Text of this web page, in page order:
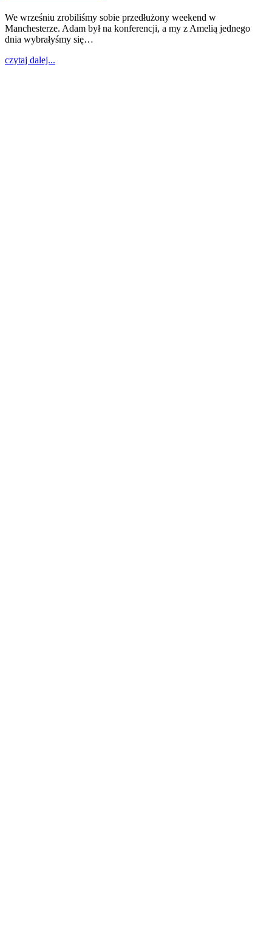
We wrześniu zrobiliśmy sobie przedłużony weekend w
Manchesterze. Adam był na konferencji, a my z Amelią jednego
dnia wybrałyśmy się…
czytaj dalej...